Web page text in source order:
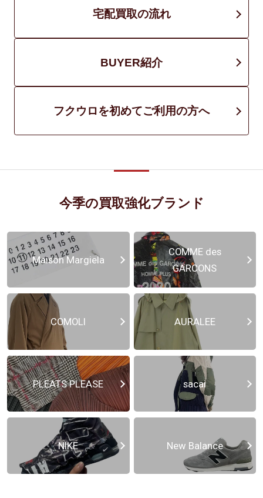
宅配買取の流れ
BUYER紹介
フクウロを初めてご利用の方へ
今季の買取強化ブランド
Maison Margiela
COMME des
GARCONS
COMOLI AURALEE
PLEATS PLEASE sacai
NIKE New Balance